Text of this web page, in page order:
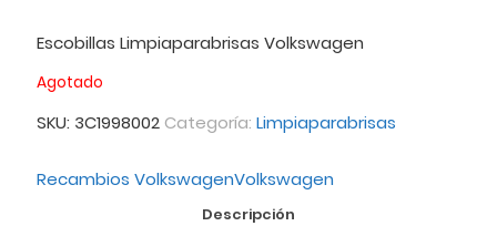
Escobillas Limpiaparabrisas Volkswagen
Agotado
SKU: 3C1998002 Categoría: Limpiaparabrisas
Recambios VolkswagenVolkswagen
Descripción